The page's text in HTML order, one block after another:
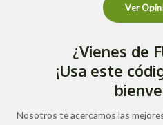
Ver
¿Vienes de
¡Usa este
Nosotros te acercamos las